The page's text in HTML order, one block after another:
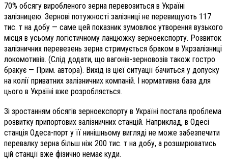
70% обсягу виробленого зерна перевозиться в Україні
залізницею. Зернові потужності залізниці не перевищують 117
тис. т на добу — саме цей показник зумовлює утворення вузького
місця в усьому логістичному ланцюжку зерноекспорту. Розвиток
залізничних перевезень зерна стримується браком в Укрзалізниці
локомотивів. (Слід додати, що вагонів-зерновозів також гостро
бракує — Прим. автора). Вихід із цієї ситуації бачиться у допуску
на колії приватних залізничних компаній. І нормативна база для
цього в Україні вже розробляється.
Зі зростанням обсягів зерноекспорту в Україні постала проблема
розвитку припортових залізничних станцій. Наприклад, в Одесі
станція Одеса-порт у її нинішньому вигляді не може забезпечити
перевалку зерна більш ніж 200 тис. т на добу, а розширюватись
цій станції вже фізично немає куди.